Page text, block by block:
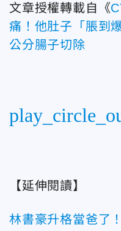
文章授權轉載自《
痛！他肚子「脹到
公分腸子切除
【延伸閱讀】
林書豪升格當爸了